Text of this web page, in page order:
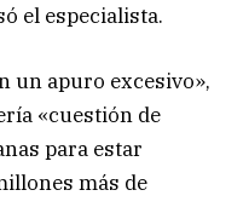
el especialista.
un apuro excesivo»,
«cuestión de
para estar
más de